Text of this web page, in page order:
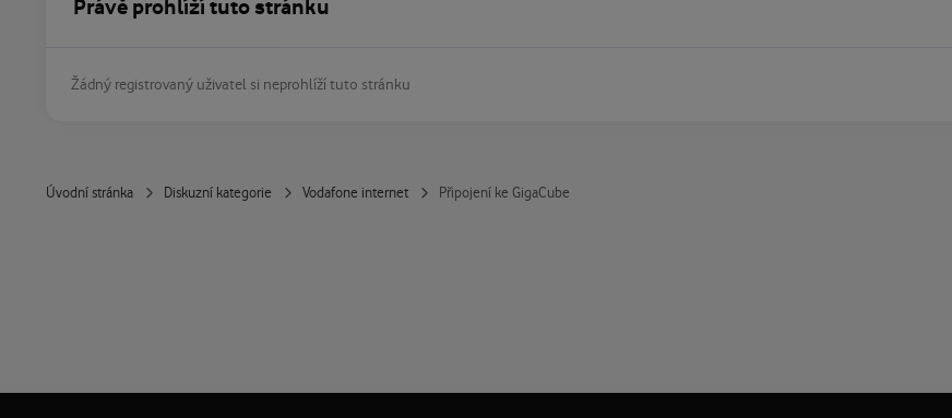
Právě prohlíží tuto stránku
Žádný registrovaný uživatel si neprohlíží tuto stránku
Úvodní stránka Diskuzní kategorie Vodafone internet Připojení ke GigaCube